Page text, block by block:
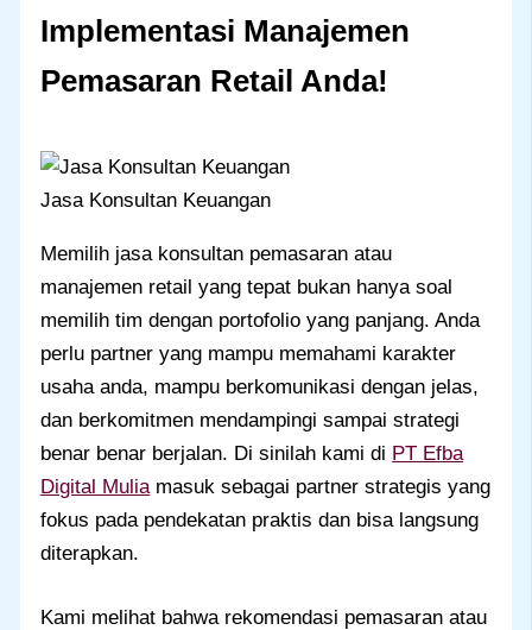
Implementasi Manajemen
Pemasaran Retail Anda!
Jasa Konsultan Keuangan
Memilih jasa konsultan pemasaran atau
manajemen retail yang tepat bukan hanya soal
memilih tim dengan portofolio yang panjang. Anda
perlu partner yang mampu memahami karakter
usaha anda, mampu berkomunikasi dengan jelas,
dan berkomitmen mendampingi sampai strategi
benar benar berjalan. Di sinilah kami di PT Efba
Digital Muliamasuk sebagai partner strategis yang
fokus pada pendekatan praktis dan bisa langsung
diterapkan.
Kami melihat bahwa rekomendasi pemasaran atau